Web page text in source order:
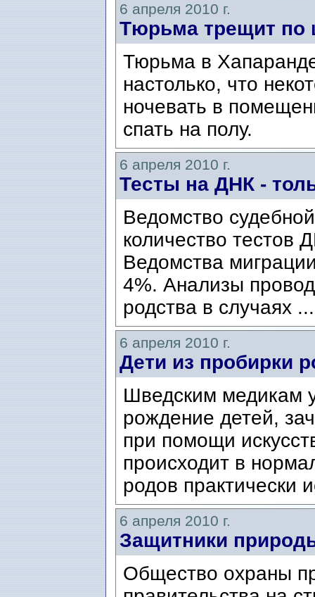
6 апреля 2010 г.
Тюрьма трещит по
Тюрьма в
настолько, что
ночевать в
спать на полу.
6 апреля 2010 г.
Тесты на ДНК -
Ведомство
количество тестов
Ведомства
4%. Анализы
родства в случаях
6 апреля 2010 г.
Дети из пробирки
Шведским медикам
рождение детей,
при помощи
происходит в
родов практически
6 апреля 2010 г.
Защитники
Общество охраны